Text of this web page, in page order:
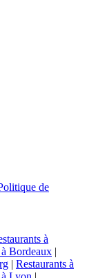
de
à
Bordeaux |
| Restaurants à